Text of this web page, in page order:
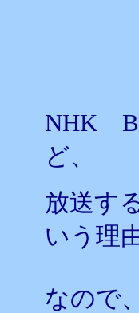
NHK
ど、
放送す
いう理
なので